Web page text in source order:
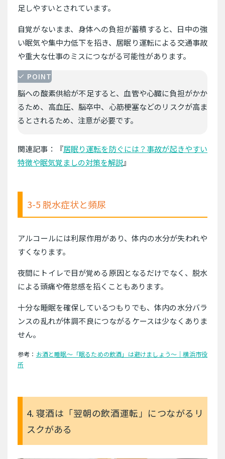
足しやすいとされています。
自覚がないまま、身体への負担が蓄積すると、日中の強
い眠気や集中力低下を招き、居眠り運転による交通事故
や重大な仕事のミスにつながる可能性があります。
POINT
脳への酸素供給が不足すると、血管や心臓に負担がかか
るため、高血圧、脳卒中、心筋梗塞などのリスクが高ま
るとされるため、注意が必要です。
関連記事：『居眠り運転を防ぐには？事故が起きやすい
特徴や眠気覚ましの対策を解説』
3-5 脱水症状と頻尿
アルコールには利尿作用があり、体内の水分が失われや
すくなります。
夜間にトイレで目が覚める原因となるだけでなく、脱水
による頭痛や倦怠感を招くこともあります。
十分な睡眠を確保しているつもりでも、体内の水分バラ
ンスの乱れが体調不良につながるケースは少なくありま
せん。
参考： お酒と睡眠〜「眠るための飲酒」は避けましょう〜｜横浜市役
所
4. 寝酒は「翌朝の飲酒運転」につながるリ
スクがある